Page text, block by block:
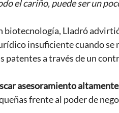
el cariño, puede ser un
biotecnología, Lladró
insuficiente cuando se
patentes a través de un
asesoramiento
frente al poder de